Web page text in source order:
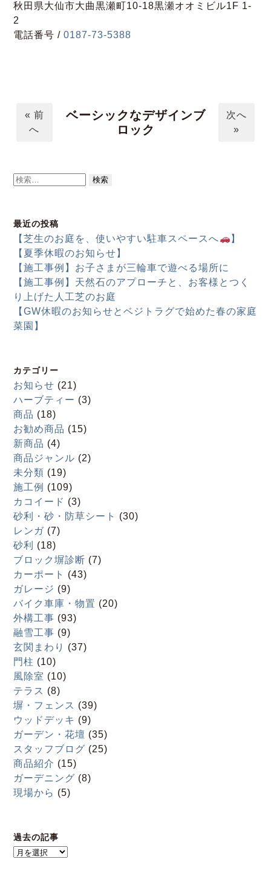
秋田県大仙市大曲黒瀬町10-18黒瀬オオミビル1F 1-
2
電話番号 /0187-73-5388
« 前
へ
ベーシックなデザインブ
ロック
次へ
»
検
最近の投稿
【芝生のお庭を、使いやすい駐車スペースへ
】
【夏季休暇のお知らせ】
【施工事例】お子さまが三輪車で遊べる場所に
【施工事例】天然石のアプローチと、お客様とつく
り上げた人工芝のお庭
【GW休暇のお知らせとベジトラグで始めた春の家庭
菜園】
カテゴリー
お知らせ (21)
ハーブティー (3)
商品 (18)
お勧め商品 (15)
新商品 (4)
商品ジャンル (2)
未分類 (19)
施工例 (109)
カコイード (3)
砂利・砂・防草シート
(30)
レンガ (7)
砂利
(18)
ブロック塀診断 (7)
カーポート
(43)
ガレージ (9)
バイク車庫・物置 (20)
外構工事 (93)
融雪工事 (9)
玄関まわり
(37)
門柱 (10)
風除室 (10)
テラス (8)
塀・フェンス (39)
ウッドデッキ (9)
ガーデン・花壇 (35)
スタッフブログ (25)
商品紹介 (15)
ガーデニング (8)
現場から (5)
過去の記事
過